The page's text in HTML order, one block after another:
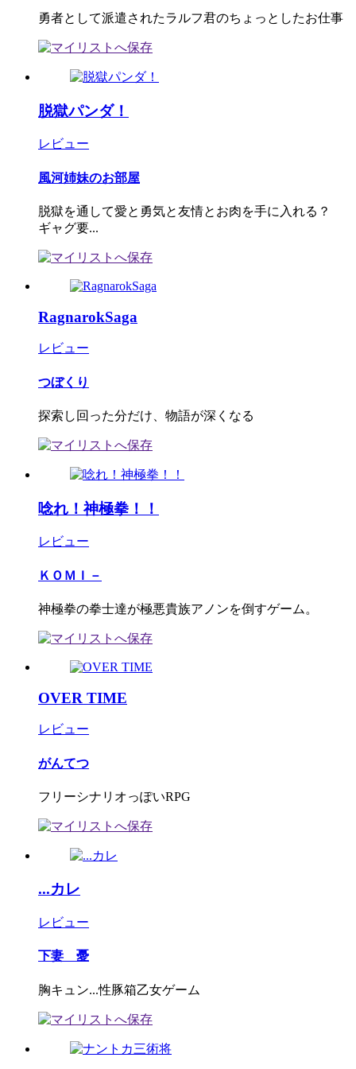
勇者として派遣されたラルフ君のちょっとしたお仕事
脱獄パンダ！
レビュー
風河姉妹のお部屋
脱獄を通して愛と勇気と友情とお肉を手に入れる？
ギャグ要...
RagnarokSaga
レビュー
つぼくり
探索し回った分だけ、物語が深くなる
唸れ！神極拳！！
レビュー
ＫＯＭＩ－
神極拳の拳士達が極悪貴族アノンを倒すゲーム。
OVER TIME
レビュー
がんてつ
フリーシナリオっぽいRPG
...カレ
レビュー
下妻 憂
胸キュン...性豚箱乙女ゲーム